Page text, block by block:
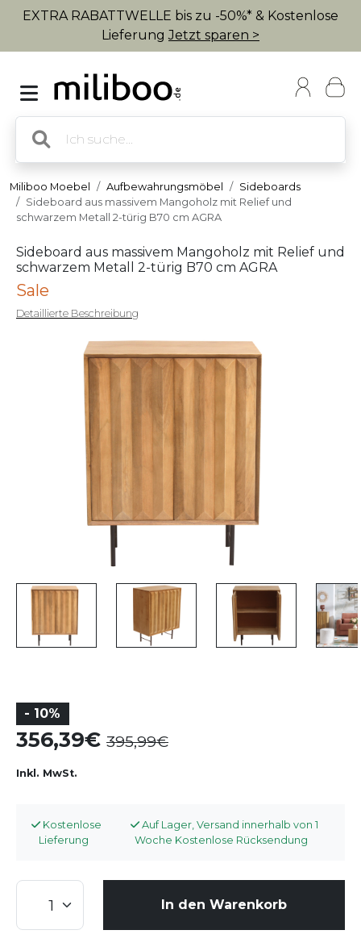
EXTRA RABATTWELLE bis zu -50%* & Kostenlose
LieferungJetzt sparen >
Miliboo Moebel Aufbewahrungsmöbel
Sideboards
Sideboard aus massivem Mangoholz mit Relief und
schwarzem Metall 2-türig B70 cm AGRA
Sideboard aus massivem Mangoholz mit Relief und
schwarzem Metall 2-türig B70 cm AGRA
Sale
Detaillierte Beschreibung
- 10%
356,39 395,99
Inkl. MwSt.
Kostenlose
Lieferung
Auf Lager, Versand innerhalb von 1
Woche Kostenlose Rücksendung
In den Warenkorb